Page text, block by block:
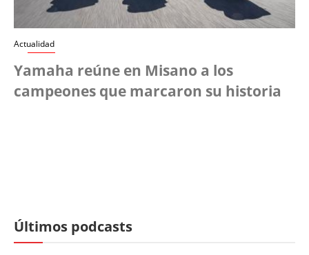
Actualidad
Yamaha reúne en Misano a los
campeones que marcaron su historia
Últimos podcasts